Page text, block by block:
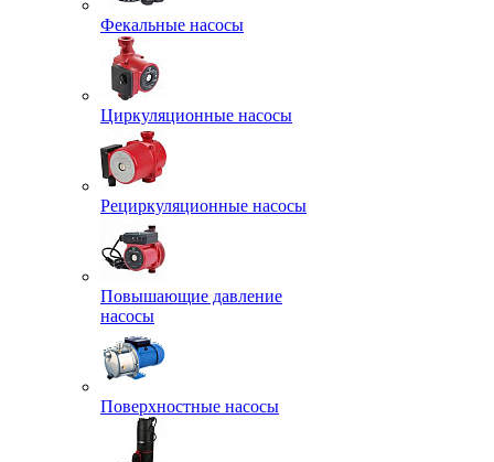
Фекальные насосы
Циркуляционные насосы
Рециркуляционные насосы
Повышающие давление
насосы
Поверхностные насосы